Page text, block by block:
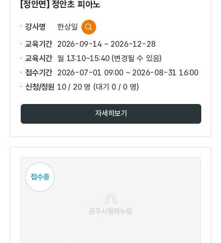
[정안면] 정안초 피아노
강사명
한상일
교육기간 2026-09-14 ~ 2026-12-28
교육시간 월 13:10~15:40 (변경될 수 있음)
접수기간 2026-07-01 09:00 ~ 2026-08-31 16:00
신청/정원 10 / 20 명 (대기 0 / 0 명)
자세히보기
접수중